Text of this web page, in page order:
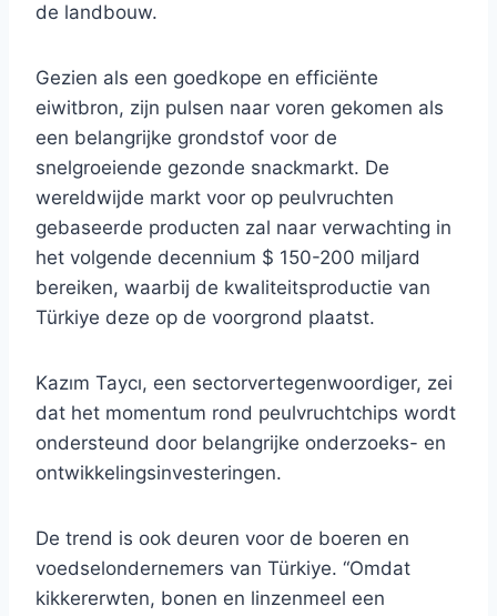
de landbouw.
Gezien als een goedkope en efficiënte
eiwitbron, zijn pulsen naar voren gekomen als
een belangrijke grondstof voor de
snelgroeiende gezonde snackmarkt. De
wereldwijde markt voor op peulvruchten
gebaseerde producten zal naar verwachting in
het volgende decennium $ 150-200 miljard
bereiken, waarbij de kwaliteitsproductie van
Türkiye deze op de voorgrond plaatst.
Kazım Taycı, een sectorvertegenwoordiger, zei
dat het momentum rond peulvruchtchips wordt
ondersteund door belangrijke onderzoeks- en
ontwikkelingsinvesteringen.
De trend is ook deuren voor de boeren en
voedselondernemers van Türkiye. “Omdat
kikkererwten, bonen en linzenmeel een